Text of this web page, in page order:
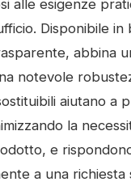
alle esigenze
Disponibile in
abbina
notevole
aiutano a
la
e
a una richiesta